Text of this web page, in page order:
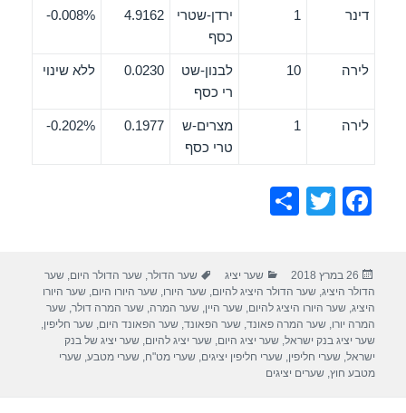
דינר 1
ירדן-שטרי
כסף
4.9162
0.008%-
לירה 10
לבנון-שט
רי כסף
0.0230 ללא שינוי
לירה 1
מצרים-ש
טרי כסף
0.1977
0.202%-
F
e
b
o
o
T
er
e
פורסם
בתאריך
26 במרץ 2018 קטגוריות
שער יציג תגיות
שער הדולר,שער הדולר היום,שער
הדולר היציג,שער הדולר היציג להיום,שער היורו,שער היורו היום,שער היורו
היציג,שער היורו היציג להיום,שער היין,שער המרה,שער המרה דולר,שער
המרה יורו,שער המרה פאונד,שער הפאונד,שער הפאונד היום,שער חליפין,
שער יציג בנק ישראל,שער יציג היום,שער יציג להיום,שער יציג של בנק
ישראל,שערי חליפין,שערי חליפין יציגים,שערי מט"ח,שערי מטבע,שערי
מטבע חוץ,שערים יציגים